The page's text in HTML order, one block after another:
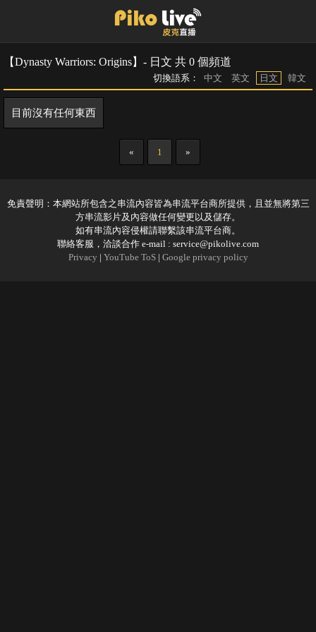
【Dynasty Warriors: Origins】- 日文 共 0 個頻道
切換語系： 中文 英文 日文 韓文
目前沒有任何東西
« 1 »
免責聲明：本網站所包含之串流內容皆為串流平台商所提供，且並無將第三
方串流影片及內容做任何變更以及儲存。
如有串流內容侵權請聯繫該串流平台商。
聯絡客服，洽談合作 e-mail : service@pikolive.com
Privacy | YouTube ToS| Google privacy policy